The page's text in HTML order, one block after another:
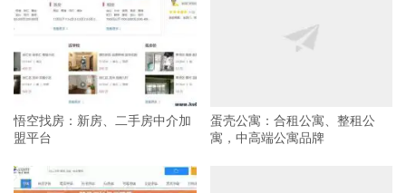
悟空找房：新房、二手房中介加
盟平台
蛋壳公寓：合租公寓、整租公
寓，中高端公寓品牌